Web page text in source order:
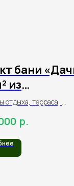
бани
из
отдыха, терраса,
балкон
р.